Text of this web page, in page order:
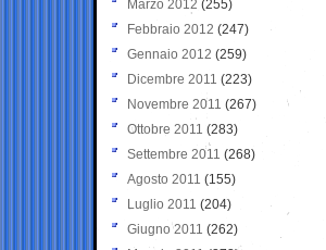
Marzo 2012 (255)
Febbraio 2012 (247)
Gennaio 2012 (259)
Dicembre 2011 (223)
Novembre 2011 (267)
Ottobre 2011 (283)
Settembre 2011 (268)
Agosto 2011 (155)
Luglio 2011 (204)
Giugno 2011 (262)